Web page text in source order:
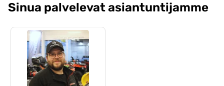
Sinua palvelevat asiantuntijamme